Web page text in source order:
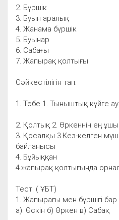
2. Бүршік
3. Буын аралық
4. Жанама бүршік
5. Буынар
6. Сабағы
7. Жапырақ қолтығы
Сәйкестілігін тап.
1. Төбе 1. Тыныштық күйге
2. Қолтық 2. Өркеннің ең
3. Қосалқы 3.Кез-келген
байланысы
4. Бұйыққан
4.жапырақ қолтығында
Тест. ( ҰБТ)
1. Жапырағы мен бүршігі бар
а). Өскін б) Өркен в) Сабақ